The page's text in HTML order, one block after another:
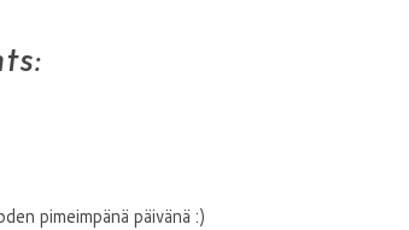
pimeimpänä päivänä :)